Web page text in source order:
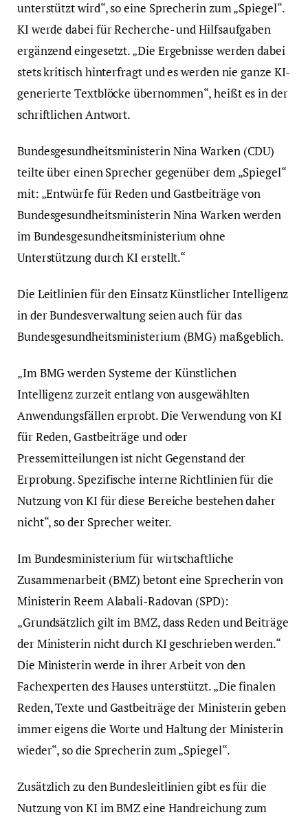
unterstützt wird“, so eine Sprecherin zum „Spiegel“.
KI werde dabei für Recherche- und Hilfsaufgaben
ergänzend eingesetzt. „Die Ergebnisse werden dabei
stets kritisch hinterfragt und es werden nie ganze KI-
generierte Textblöcke übernommen“, heißt es in der
schriftlichen Antwort.
Bundesgesundheitsministerin Nina Warken (CDU)
teilte über einen Sprecher gegenüber dem „Spiegel“
mit: „Entwürfe für Reden und Gastbeiträge von
Bundesgesundheitsministerin Nina Warken werden
im Bundesgesundheitsministerium ohne
Unterstützung durch KI erstellt.“
Die Leitlinien für den Einsatz Künstlicher Intelligenz
in der Bundesverwaltung seien auch für das
Bundesgesundheitsministerium (BMG) maßgeblich.
„Im BMG werden Systeme der Künstlichen
Intelligenz zurzeit entlang von ausgewählten
Anwendungsfällen erprobt. Die Verwendung von KI
für Reden, Gastbeiträge und oder
Pressemitteilungen ist nicht Gegenstand der
Erprobung. Spezifische interne Richtlinien für die
Nutzung von KI für diese Bereiche bestehen daher
nicht“, so der Sprecher weiter.
Im Bundesministerium für wirtschaftliche
Zusammenarbeit (BMZ) betont eine Sprecherin von
Ministerin Reem Alabali-Radovan (SPD):
„Grundsätzlich gilt im BMZ, dass Reden und Beiträge
der Ministerin nicht durch KI geschrieben werden.“
Die Ministerin werde in ihrer Arbeit von den
Fachexperten des Hauses unterstützt. „Die finalen
Reden, Texte und Gastbeiträge der Ministerin geben
immer eigens die Worte und Haltung der Ministerin
wieder“, so die Sprecherin zum „Spiegel“.
Zusätzlich zu den Bundesleitlinien gibt es für die
Nutzung von KI im BMZ eine Handreichung zum